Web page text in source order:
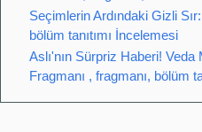
Seçimlerin Ardındaki Gizli
bölüm tanıtımı İncelemesi
Aslı'nın Sürpriz Haberi!
Fragmanı , fragmanı, bölüm